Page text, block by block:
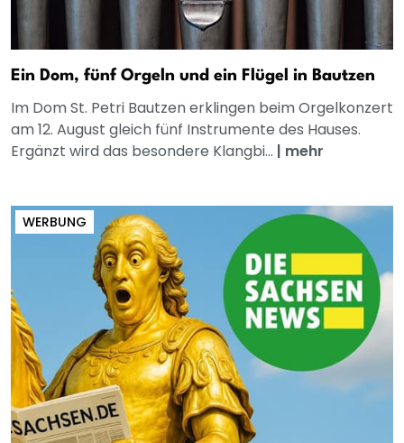
Ein Dom, fünf Orgeln und ein Flügel in Bautzen
Im Dom St. Petri Bautzen erklingen beim Orgelkonzert
am 12. August gleich fünf Instrumente des Hauses.
Ergänzt wird das besondere Klangbi... | mehr
WERBUNG